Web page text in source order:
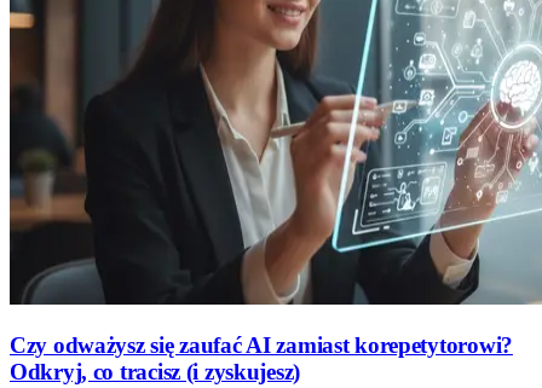
Czy odważysz się zaufać AI zamiast korepetytorowi?
Odkryj, co tracisz (i zyskujesz)